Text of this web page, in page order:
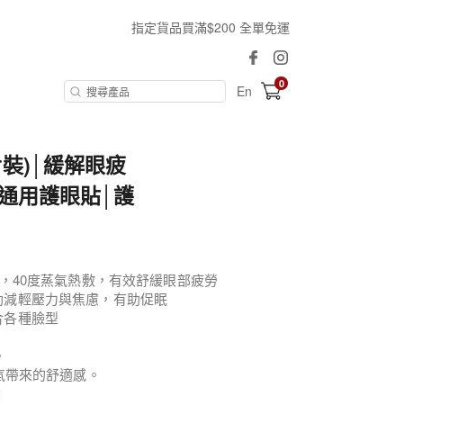
指定貨品買滿$200 全單免運
En 0
)│緩解眼疲
用護眼貼│護
40度蒸氣熱敷，有效舒緩眼部疲勞
輕壓力與焦慮，有助促眠
種臉型
來的舒適感。